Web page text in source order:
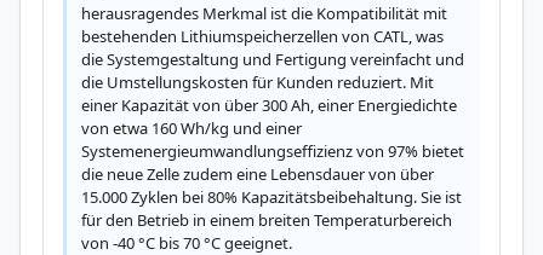
herausragendes Merkmal ist die Kompatibilität mit
bestehenden Lithiumspeicherzellen von CATL, was
die Systemgestaltung und Fertigung vereinfacht und
die Umstellungskosten für Kunden reduziert. Mit
einer Kapazität von über 300 Ah, einer Energiedichte
von etwa 160 Wh/kg und einer
Systemenergieumwandlungseffizienz von 97% bietet
die neue Zelle zudem eine Lebensdauer von über
15.000 Zyklen bei 80% Kapazitätsbeibehaltung. Sie ist
für den Betrieb in einem breiten Temperaturbereich
von -40 °C bis 70 °C geeignet.